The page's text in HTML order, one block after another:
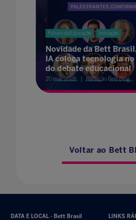
Futuro da Educação Inovação
Novidade da Bett
IA coloca tecnologia
do debate educacional
20 mar. 2026 Redação Bett Blog
Voltar ao Bett
DATA E LOCAL - Bett Brasil LINKS